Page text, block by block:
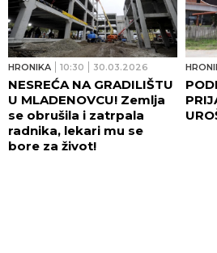
HRONIKA 10:30 30.03.2026
NESREĆA NA GRADILIŠTU
U MLADENOVCU! Zemlja
se obrušila i zatrpala
radnika, lekari mu se
bore za život!